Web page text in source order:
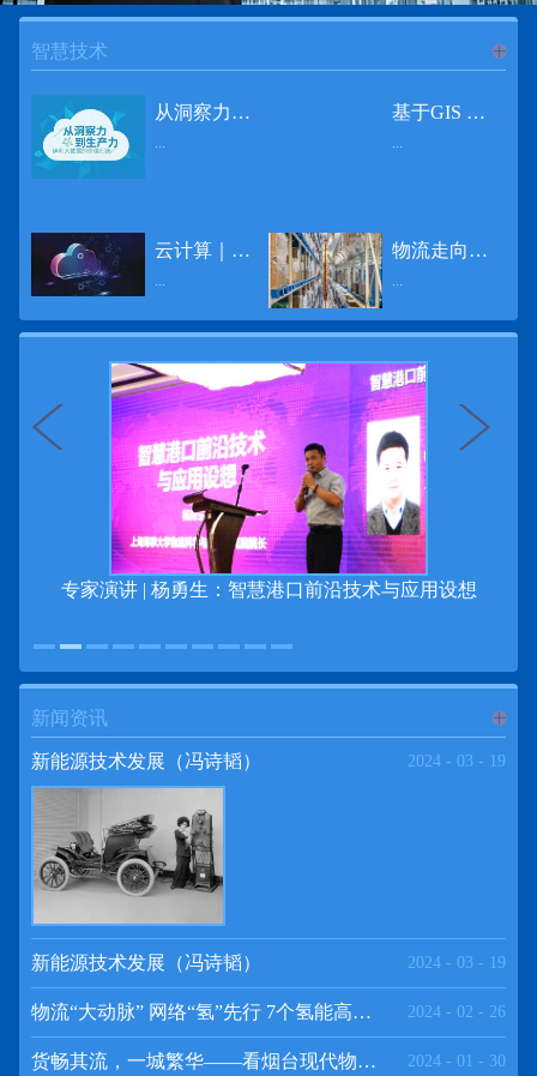
智慧技术
从洞察力到生产力 伊利大数据的价值创造
...
基于GIS 的小城市交通网络分析研究
...
云计算｜边缘计算将为物联网行业带来巨大增长
...
物流走向未来的“魔法师”
...
专家演讲 | 杨勇生：智慧港口前沿技术与应用设想
新闻资讯
新能源技术发展（冯诗韬） 2024 - 03 - 19
新能源技术发展（冯诗韬） 2024 - 03 - 19
物流“大动脉” 网络“氢”先行 7个氢能高速场景落地京津冀 2024 - 02 - 26
货畅其流，一城繁华——看烟台现代物流发展 2024 - 01 - 30
频道
>>